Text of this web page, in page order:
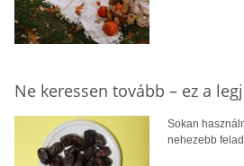
Ne keressen tovább – ez a
Sokan
nehezebb